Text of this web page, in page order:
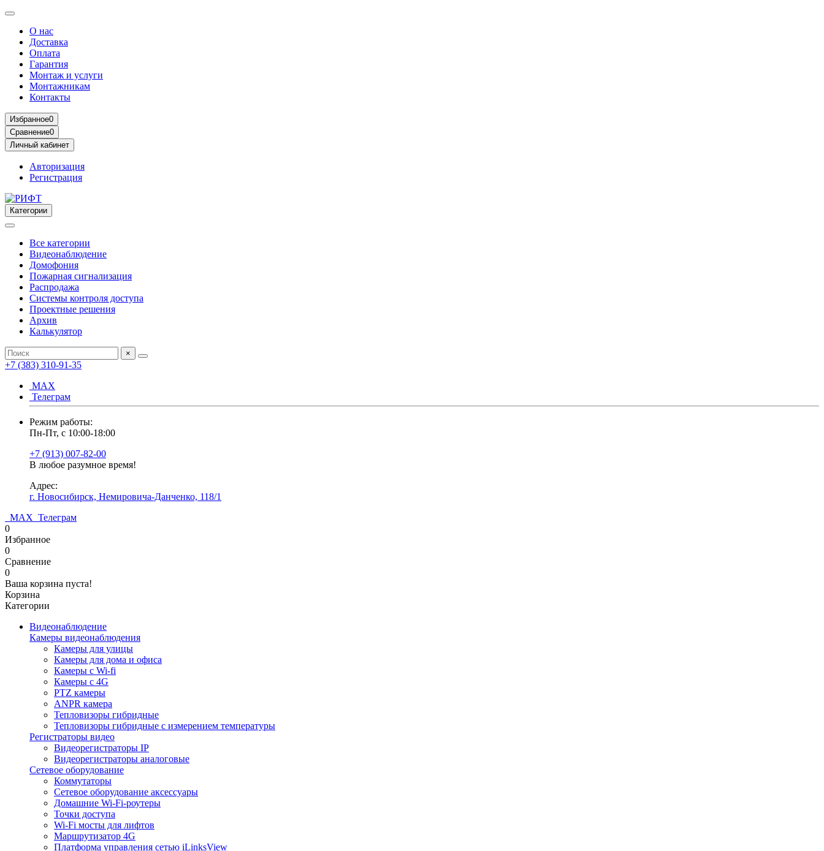
О нас
Доставка
Оплата
Гарантия
Монтаж и услуги
Монтажникам
Контакты
Избранное0
Сравнение0
Личный кабинет
Авторизация
Регистрация
Категории
Все категории
Видеонаблюдение
Домофония
Пожарная сигнализация
Распродажа
Системы контроля доступа
Проектные решения
Архив
Калькулятор
×
+7 (383) 310-91-35
МАХ
Телеграм
Режим работы:
Пн-Пт, с 10:00-18:00
+7 (913) 007-82-00
В любое разумное время!
Адрес:
г. Новосибирск, Немировича-Данченко, 118/1
МАХ Телеграм
0
Избранное
0
Сравнение
0
Ваша корзина пуста!
Корзина
Категории
Видеонаблюдение
Камеры видеонаблюдения
Камеры для улицы
Камеры для дома и офиса
Камеры с Wi-fi
Камеры с 4G
PTZ камеры
ANPR камера
Тепловизоры гибридные
Тепловизоры гибридные c измерением температуры
Регистраторы видео
Видеорегистраторы IP
Видеорегистраторы аналоговые
Сетевое оборудование
Коммутаторы
Сетевое оборудование аксессуары
Домашние Wi-Fi-роутеры
Точки доступа
Wi-Fi мосты для лифтов
Маршрутизатор 4G
Платформа управления сетью iLinksView